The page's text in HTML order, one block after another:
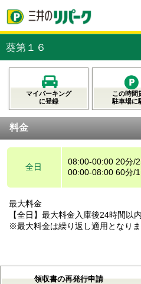
葵第１６
マイパーキング
に登録
この時間
駐車場に
料金
全日
08:00-00:00 20分/
00:00-08:00 60分/
最大料金
【全日】最大料金入庫後24時間以
※最大料金は繰り返し適用となりま
領収書の再発行申請